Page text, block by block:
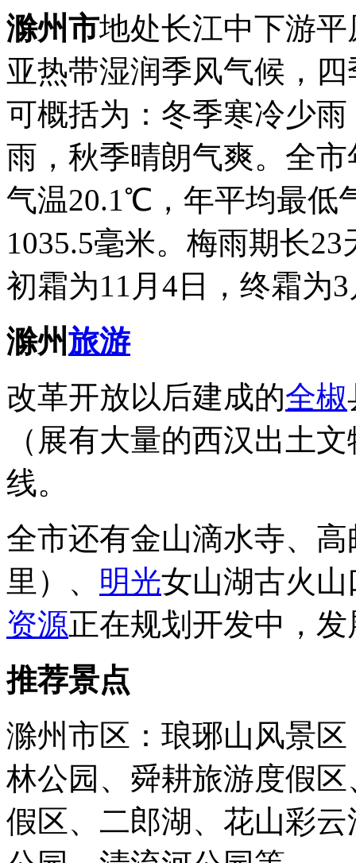
滁州市地处长江中下游
亚热带湿润季风气候，
可概括为：冬季寒冷少
雨，秋季晴朗气爽。全
气温20.1℃，年平均最低
1035.5毫米。梅雨期长
初霜为11月4日，终霜为
滁州旅游
改革开放以后建成的全椒
（展有大量的西汉出土
线。
全市还有金山滴水寺、
里）、 明光女山湖古火
资源正在规划开发中，
推荐景点
滁州市区：琅琊山风景
林公园、舜耕旅游度假
假区、二郎湖、花山彩